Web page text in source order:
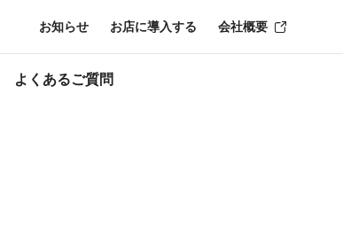
よくあるご質問
お知らせ お店に導入する 会社概要